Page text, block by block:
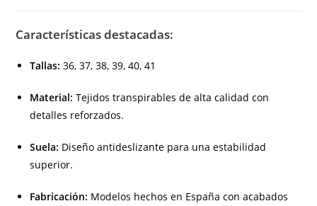
Características destacadas:
Tallas: 36, 37, 38, 39, 40, 41
Material: Tejidos transpirables de alta calidad con
detalles reforzados.
Suela: Diseño antideslizante para una estabilidad
superior.
Fabricación: Modelos hechos en España con acabados